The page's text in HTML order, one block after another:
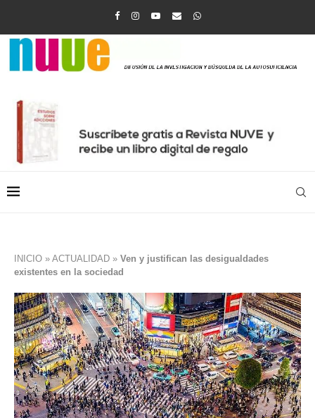
INICIO » ACTUALIDAD » Ven y justifican las desigualdades
existentes en la sociedad